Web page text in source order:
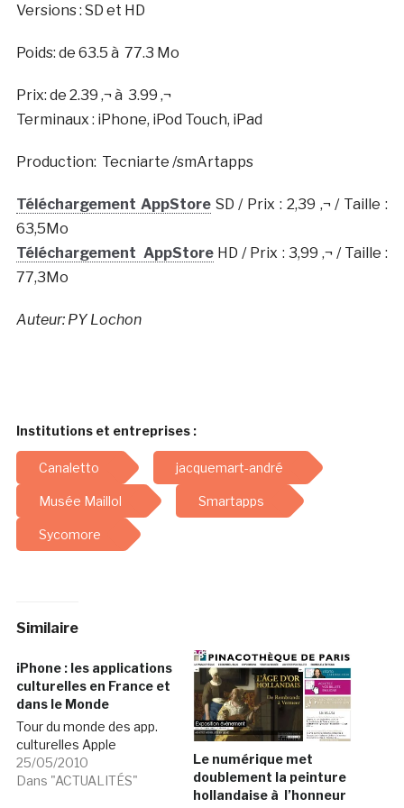
Versions : SD et HD
Poids: de 63.5 à 77.3 Mo
Prix: de 2.39 ‚¬ à 3.99 ‚¬
Terminaux : iPhone, iPod Touch, iPad
Production: Tecniarte /smArtapps
Téléchargement AppStoreSD / Prix : 2,39 ‚¬ / Taille :
63,5Mo
Téléchargement AppStore HD / Prix : 3,99 ‚¬ / Taille :
77,3Mo
Auteur: PY Lochon
Institutions et entreprises :
Canaletto jacquemart-andré
Musée Maillol Smartapps
Sycomore
Similaire
iPhone : les applications
culturelles en France et
dans le Monde
Tour du monde des app.
culturelles Apple
25/05/2010
Dans "ACTUALITÉS"
Le numérique met
doublement la peinture
hollandaise à l’honneur